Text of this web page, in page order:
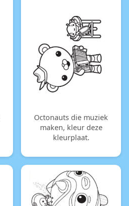
Octonauts die muziek
maken, kleur deze
kleurplaat.